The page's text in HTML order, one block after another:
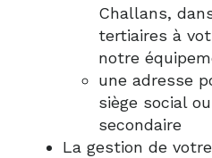
Challans,
tertiaires à
notre
une adresse
siège social
secondaire
La gestion de